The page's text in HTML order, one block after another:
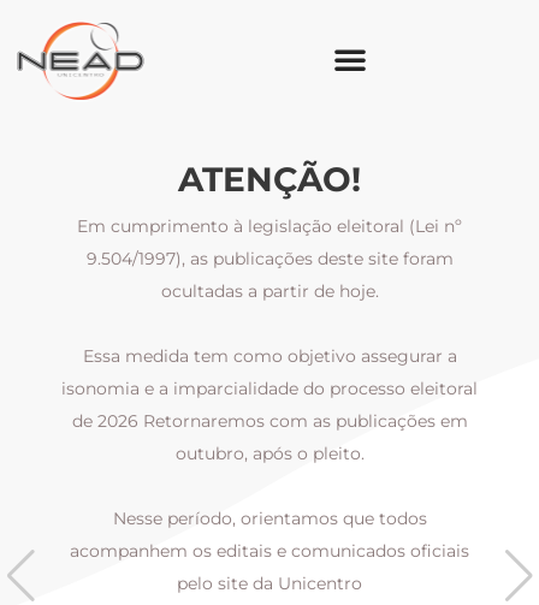
ATENÇÃO!
Em cumprimento à legislação eleitoral (Lei nº
9.504/1997), as publicações deste site foram
ocultadas a partir de hoje.
Essa medida tem como objetivo assegurar a
isonomia e a imparcialidade do processo eleitoral
de 2026 Retornaremos com as publicações em
outubro, após o pleito.
Nesse período, orientamos que todos
acompanhem os editais e comunicados oficiais
pelo site da Unicentro